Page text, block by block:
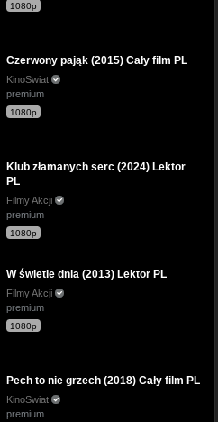
1080p
Czerwony pająk (2015) Cały film PL
KinoSwiat
premium
1080p
Klub złamanych serc (2024) Lektor
PL
Filmy Akcji
premium
1080p
W świetle dnia (2013) Lektor PL
Filmy Akcji
premium
1080p
Pech to nie grzech (2018) Cały film PL
KinoSwiat
premium